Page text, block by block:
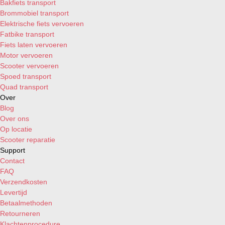
Vespa GTS Super ABS 125i IGET H2O 4T 4V E5 '21-09/2022
(ORIGINAL)
(ORIGINAL)
Bakfiets transport
Brommobiel transport
Elektrische fiets vervoeren
Fatbike transport
Fiets laten vervoeren
Motor vervoeren
Scooter vervoeren
Spoed transport
Quad transport
Over
Blog
Over ons
Op locatie
Scooter reparatie
Support
Contact
FAQ
Verzendkosten
Levertijd
Betaalmethoden
Retourneren